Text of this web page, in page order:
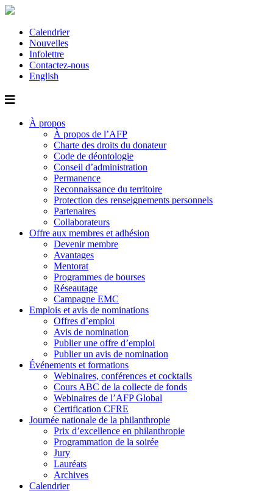
Calendrier
Nouvelles
Infolettre
Contactez-nous
English
À propos
À propos de l’AFP
Charte des droits du donateur
Code de déontologie
Conseil d’administration
Permanence
Reconnaissance du territoire
Protection des renseignements personnels
Partenaires
Collaborateurs
Offre aux membres et adhésion
Devenir membre
Avantages
Mentorat
Programmes de bourses
Réseautage
Campagne EMC
Emplois et avis de nominations
Offres d’emploi
Avis de nomination
Publier une offre d’emploi
Publier un avis de nomination
Événements et formations
Webinaires, conférences et cocktails
Cours ABC de la collecte de fonds
Webinaires de l’AFP Global
Certification CFRE
Journée nationale de la philanthropie
Prix d’excellence en philanthropie
Programmation de la soirée
Jury
Lauréats
Archives
Calendrier